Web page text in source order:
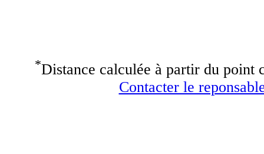
*Distance calculée à partir du point
Contacter le